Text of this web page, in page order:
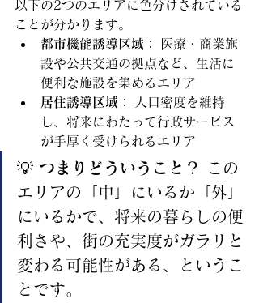
以下の2つのエリアに色分けされている
ことが分かります。
都市機能誘導区域：
医療・商業施
設や公共交通の拠点など、生活に
便利な施設を集めるエリア
居住誘導区域：
人口密度を維持
し、将来にわたって行政サービス
が手厚く受けられるエリア
💡 つまりどういうこと？
この
エリアの「中」にいるか「外」
にいるかで、将来の暮らしの便
利さや、街の充実度がガラリと
変わる可能性がある、というこ
とです。